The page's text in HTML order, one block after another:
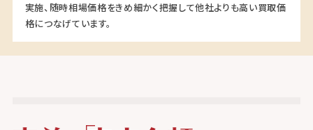
実施、随時相場価格をきめ細かく把握して他社よりも高い買取価
格につなげています。